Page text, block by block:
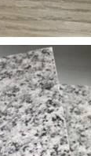
硬泡聚氨酯复合浅荔枝面陶瓷薄板保温装饰一体板